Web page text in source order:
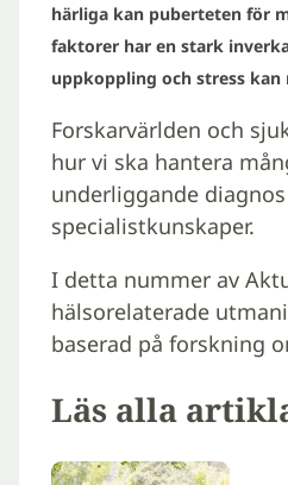
härliga kan puberteten för
faktorer har en stark
uppkoppling och stress
Forskarvärlden och
hur vi ska hantera
underliggande
specialistkunskaper.
I detta nummer av
hälsorelaterade
baserad på forskning
Läs alla